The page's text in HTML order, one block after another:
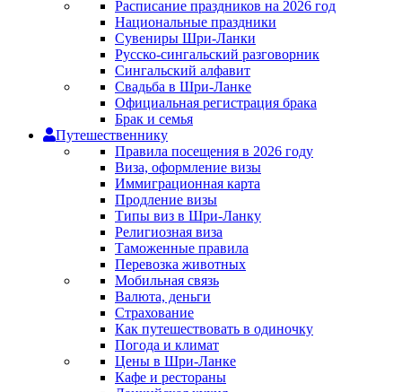
Расписание праздников на 2026 год
Национальные праздники
Сувениры Шри-Ланки
Русско-сингальский разговорник
Сингальский алфавит
Свадьба в Шри-Ланке
Официальная регистрация брака
Брак и семья
Путешественнику
Правила посещения в 2026 году
Виза, оформление визы
Иммиграционная карта
Продление визы
Типы виз в Шри-Ланку
Религиозная виза
Таможенные правила
Перевозка животных
Мобильная связь
Валюта, деньги
Страхование
Как путешествовать в одиночку
Погода и климат
Цены в Шри-Ланке
Кафе и рестораны